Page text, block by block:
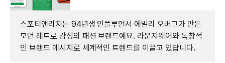
스포티앤리치는 94년생 인플루언서 에밀리 오버그가 만든
모던 레트로 감성의 패션 브랜드예요. 라운지웨어와 독창적
인 브랜드 메시지로 세계적인 트렌드를 이끌고 있답니다.